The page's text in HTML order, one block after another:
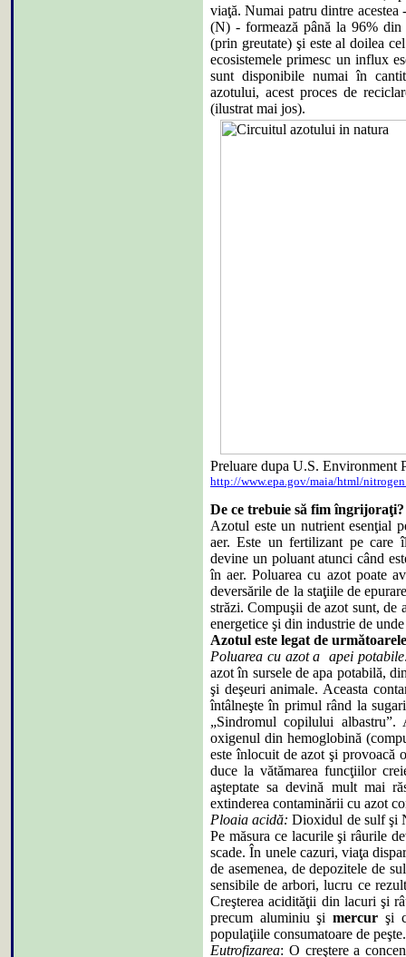
viaţă. Numai patru dintre
(N) - formează până la 96%
(prin greutate) şi este al doilea
ecosistemele primesc un influx
sunt disponibile numai în
azotului, acest proces de
(ilustrat mai jos).
Preluare dupa U.S. Environment
http://www.epa.gov/maia/html/
De ce trebuie să fim îngrijoraţi?
Azotul este un nutrient esenţial
aer. Este un fertilizant pe care
devine un poluant atunci când
în aer. Poluarea cu azot poate
deversările de la staţiile de
străzi. Compuşii de azot sunt, de
energetice şi din industrie de
Azotul este legat de
Poluarea cu azot a apei
azot în sursele de apa potabilă,
şi deşeuri animale. Aceasta
întâlneşte în primul rând la
„Sindromul copilului
oxigenul din hemoglobină
este înlocuit de azot şi provoacă
duce la vătămarea funcţiilor
aşteptate sa devină mult mai
extinderea contaminării cu azot
Ploaia acidă: Dioxidul de sulf şi
Pe măsura ce lacurile şi râurile
scade. În unele cazuri, viaţa
de asemenea, de depozitele de
sensibile de arbori, lucru ce
Creşterea acidităţii din lacuri şi
precum aluminiu şimercur şi
populaţiile consumatoare de peşte.
Eutrofizarea: O creştere a